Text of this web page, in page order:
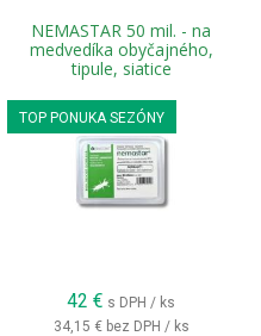
NEMASTAR 50 mil. - na
medvedíka obyčajného,
tipule, siatice
TOP PONUKA SEZÓNY
42 € s DPH / ks
34,15 € bez DPH / ks